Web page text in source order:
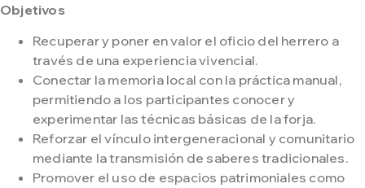
Objetivos
Recuperar y poner en valor el oficio del herrero a
través de una experiencia vivencial.
Conectar la memoria local con la práctica manual,
permitiendo a los participantes conocer y
experimentar las técnicas básicas de la forja.
Reforzar el vínculo intergeneracional y comunitario
mediante la transmisión de saberes tradicionales.
Promover el uso de espacios patrimoniales como